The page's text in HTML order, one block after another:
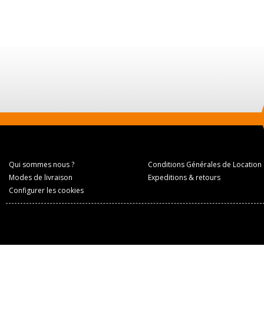
Qui sommes nous ?
Conditions Générales de Location
Modes de livraison
Expeditions & retours
Configurer les cookies